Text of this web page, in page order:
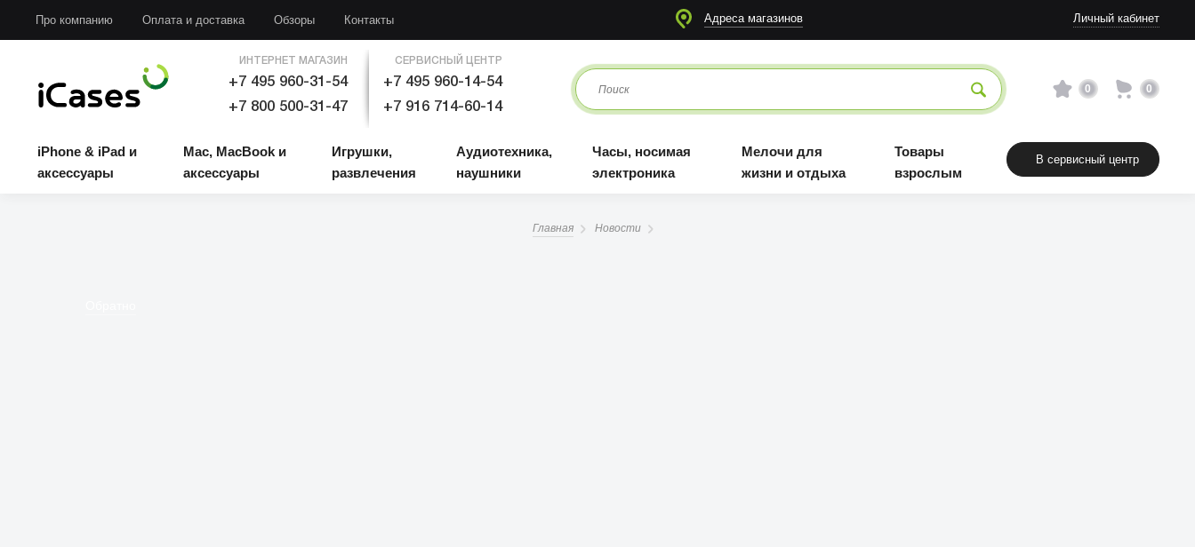
Про компанию Оплата и доставка Обзоры Контакты Адреса магазинов Личный кабинет
ИНТЕРНЕТ МАГАЗИН
+7 495 960-31-54
+7 800 500-31-47
СЕРВИСНЫЙ ЦЕНТР
+7 495 960-14-54
+7 916 714-60-14
0 0
iPhone & iPad и
аксессуары
Mac, MacBook и
аксессуары
Игрушки,
развлечения
Аудиотехника,
наушники
Часы, носимая
электроника
Мелочи для
жизни и отдыха
Товары
взрослым
В сервисный центр
Главная Новости